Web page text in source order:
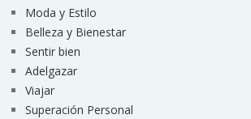
Moda y Estilo
Belleza y Bienestar
Sentir bien
Adelgazar
Viajar
Superación Personal